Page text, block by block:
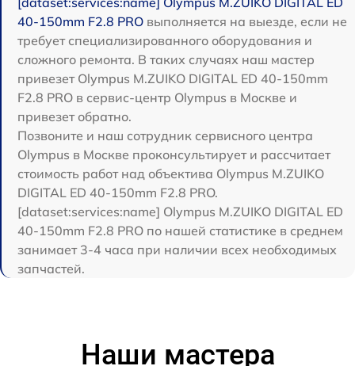
40-150mm F2.8 PRO выполняется на выезде, если не
требует специализированного оборудования и
сложного ремонта. В таких случаях наш мастер
привезет Olympus M.ZUIKO DIGITAL ED 40-150mm
F2.8 PRO в сервис-центр Olympus в Москве и
привезет обратно.
Позвоните и наш сотрудник сервисного центра
Olympus в Москве проконсультирует и рассчитает
стоимость работ над объектива Olympus M.ZUIKO
DIGITAL ED 40-150mm F2.8 PRO.
[dataset:services:name] Olympus M.ZUIKO DIGITAL ED
40-150mm F2.8 PRO по нашей статистике в среднем
занимает 3-4 часа при наличии всех необходимых
запчастей.
Наши мастера